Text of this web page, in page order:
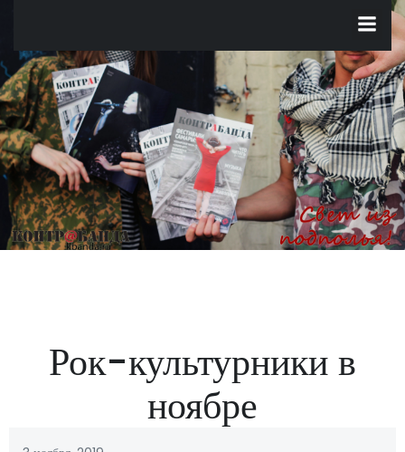
содержимому
Рок-культурники в
ноябре